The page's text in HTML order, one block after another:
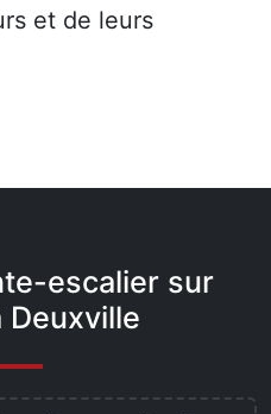
et de leurs
escalier sur
Deuxville